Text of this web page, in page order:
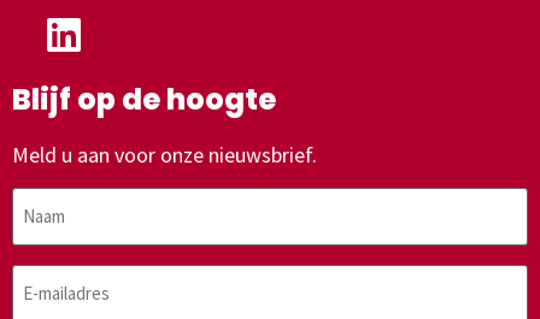
Blijf op de hoogte
Meld u aan voor onze nieuwsbrief.
Naam
E-
mailadres